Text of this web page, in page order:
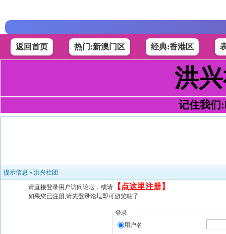
返回首页 热门:新澳门区 经典:香港区
洪
记住我们
提示信息 » 洪兴社团
请直接登录用户访问论坛，或请 【 点这里注册】
如果您已注册,请先登录论坛即可游览帖子
登录
用户名